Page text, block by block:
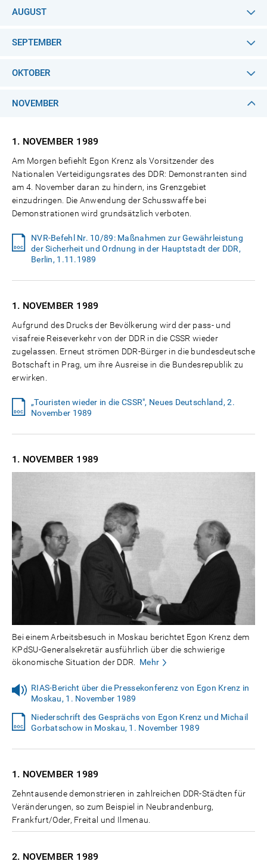
AUGUST
SEPTEMBER
OKTOBER
NOVEMBER
1. NOVEMBER 1989
Am Morgen befiehlt Egon Krenz als Vorsitzender des
Nationalen Verteidigungsrates des DDR: Demonstranten sind
am 4. November daran zu hindern, ins Grenzgebiet
einzudringen. Die Anwendung der Schusswaffe bei
Demonstrationen wird grundsätzlich verboten.
NVR-Befehl Nr. 10/89: Maßnahmen zur Gewährleistung
der Sicherheit und Ordnung in der Hauptstadt der DDR,
Berlin, 1.11.1989
1. NOVEMBER 1989
Aufgrund des Drucks der Bevölkerung wird der pass- und
visafreie Reiseverkehr von der DDR in die CSSR wieder
zugelassen. Erneut strömen DDR-Bürger in die bundesdeutsche
Botschaft in Prag, um ihre Ausreise in die Bundesrepublik zu
erwirken.
„Touristen wieder in die CSSR", Neues Deutschland, 2.
November 1989
1. NOVEMBER 1989
Bei einem Arbeitsbesuch in Moskau berichtet Egon Krenz dem
KPdSU-Generalsekretär ausführlich über die schwierige
ökonomische Situation der DDR.
Mehr
RIAS-Bericht über die Pressekonferenz von Egon Krenz in
Moskau, 1. November 1989
Niederschrift des Gesprächs von Egon Krenz und Michail
Gorbatschow in Moskau, 1. November 1989
1. NOVEMBER 1989
Zehntausende demonstrieren in zahlreichen DDR-Städten für
Veränderungen, so zum Beispiel in Neubrandenburg,
Frankfurt/Oder, Freital und Ilmenau.
2. NOVEMBER 1989